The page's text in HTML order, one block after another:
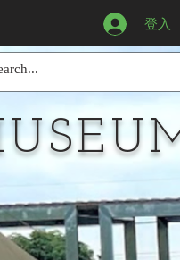
登入